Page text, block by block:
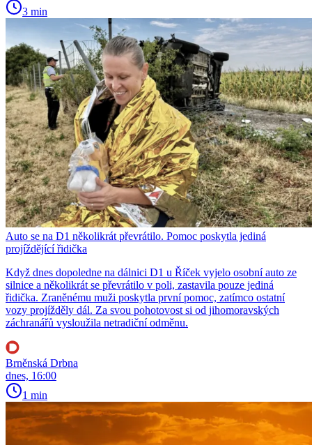
3 min
Auto se na D1 několikrát převrátilo. Pomoc poskytla jediná
projíždějící řidička
Když dnes dopoledne na dálnici D1 u Říček vyjelo osobní auto ze
silnice a několikrát se převrátilo v poli, zastavila pouze jediná
řidička. Zraněnému muži poskytla první pomoc, zatímco ostatní
vozy projížděly dál. Za svou pohotovost si od jihomoravských
záchranářů vysloužila netradiční odměnu.
Brněnská Drbna
dnes, 16:00
1 min